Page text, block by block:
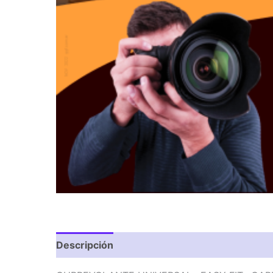
Descripción